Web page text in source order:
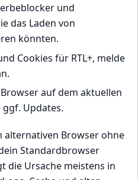
und
das Laden von
könnten.
Cookies für RTL+, melde
auf dem aktuellen
Updates.
alternativen Browser ohne
Standardbrowser
die Ursache meistens in